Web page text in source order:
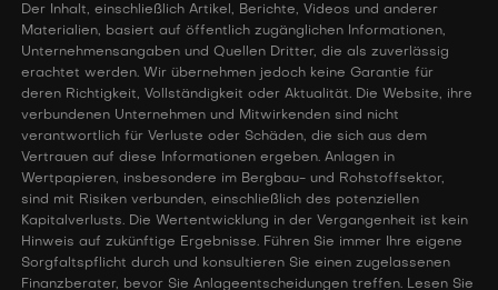
Der Inhalt, einschließlich Artikel, Berichte, Videos und anderer
Materialien, basiert auf öffentlich zugänglichen Informationen,
Unternehmensangaben und Quellen Dritter, die als zuverlässig
erachtet werden. Wir übernehmen jedoch keine Garantie für
deren Richtigkeit, Vollständigkeit oder Aktualität. Die Website, ihre
verbundenen Unternehmen und Mitwirkenden sind nicht
verantwortlich für Verluste oder Schäden, die sich aus dem
Vertrauen auf diese Informationen ergeben. Anlagen in
Wertpapieren, insbesondere im Bergbau- und Rohstoffsektor,
sind mit Risiken verbunden, einschließlich des potenziellen
Kapitalverlusts. Die Wertentwicklung in der Vergangenheit ist kein
Hinweis auf zukünftige Ergebnisse. Führen Sie immer Ihre eigene
Sorgfaltspflicht durch und konsultieren Sie einen zugelassenen
Finanzberater, bevor Sie Anlageentscheidungen treffen. Lesen Sie